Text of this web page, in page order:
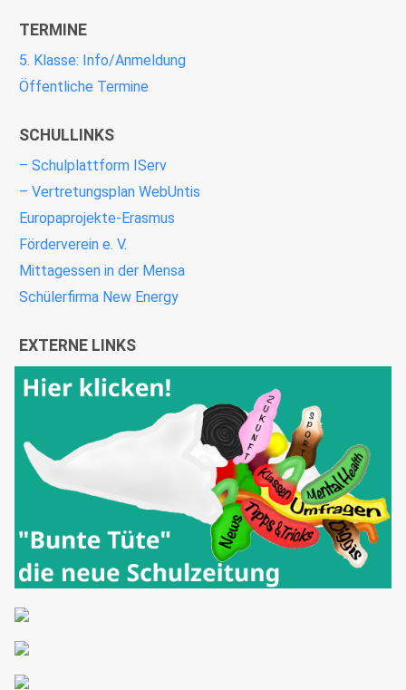
TERMINE
5. Klasse: Info/Anmeldung
Öffentliche Termine
SCHULLINKS
– Schulplattform IServ
– Vertretungsplan WebUntis
Europaprojekte-Erasmus
Förderverein e. V.
Mittagessen in der Mensa
Schülerfirma New Energy
EXTERNE LINKS